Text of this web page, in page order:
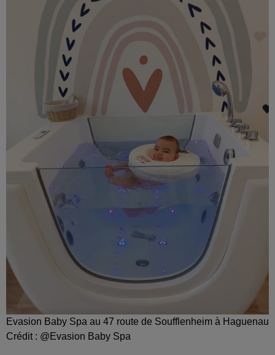
Evasion Baby Spa au 47 route de Soufflenheim à Haguenau
Crédit : @Evasion Baby Spa